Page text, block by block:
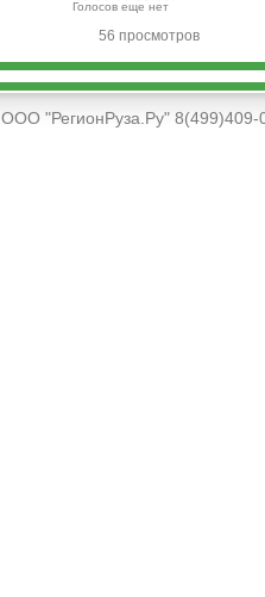
Голосов еще нет
56 просмотров
"РегионРуза.Ру" 8(499)409-